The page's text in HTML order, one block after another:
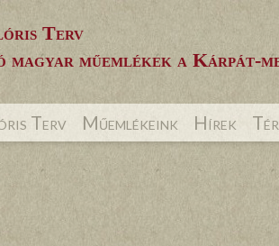
Terv
műemlékek a Kárpát-
Terv Műemlékeink Hírek